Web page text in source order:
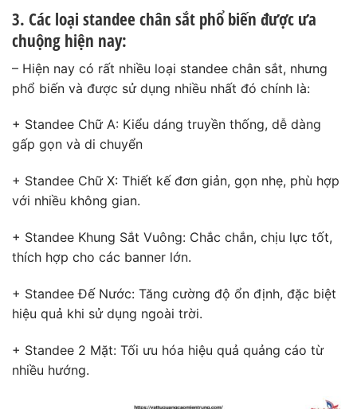
3. Các loại standee chân sắt phổ biến được ưa
chuộng hiện nay:
– Hiện nay có rất nhiều loại standee chân sắt, nhưng
phổ biến và được sử dụng nhiều nhất đó chính là:
+ Standee Chữ A: Kiểu dáng truyền thống, dễ dàng
gấp gọn và di chuyển
+ Standee Chữ X: Thiết kế đơn giản, gọn nhẹ, phù hợp
với nhiều không gian.
+ Standee Khung Sắt Vuông: Chắc chắn, chịu lực tốt,
thích hợp cho các banner lớn.
+ Standee Đế Nước: Tăng cường độ ổn định, đặc biệt
hiệu quả khi sử dụng ngoài trời.
+ Standee 2 Mặt: Tối ưu hóa hiệu quả quảng cáo từ
nhiều hướng.